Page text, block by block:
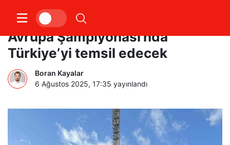
Milli sporcu Eda Nur Tulum,
Avrupa Şampiyonası’nda
Türkiye’yi temsil edecek
Boran Kayalar
6 Ağustos 2025, 17:35 yayınlandı